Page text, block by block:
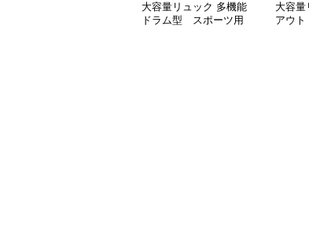
大容量リュック 多機能
ドラム型 スポーツ用
大容量
アウト